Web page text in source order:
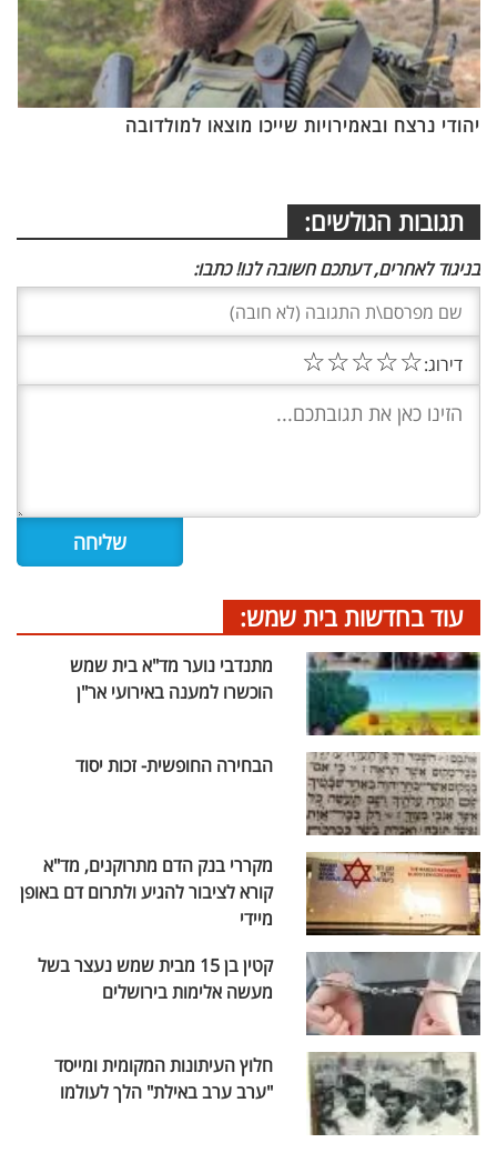
יהודי נרצח ובאמירויות שייכו מוצאו למולדובה
תגובות הגולשים:
בניגוד לאחרים, דעתכם חשובה לנו! כתבו:
דירוג:☆
☆
☆
☆
☆
עוד בחדשות בית שמש:
מתנדבי נוער מד"א בית שמש
הוכשרו למענה באירועי אר"ן
הבחירה החופשית- זכות יסוד
מקררי בנק הדם מתרוקנים, מד"א
קורא לציבור להגיע ולתרום דם באופן
מיידי
קטין בן 15 מבית שמש נעצר בשל
מעשה אלימות בירושלים
חלוץ העיתונות המקומית ומייסד
"ערב ערב באילת" הלך לעולמו